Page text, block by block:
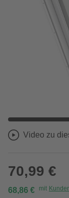
Video zu
70,99 €
68,86 € mit